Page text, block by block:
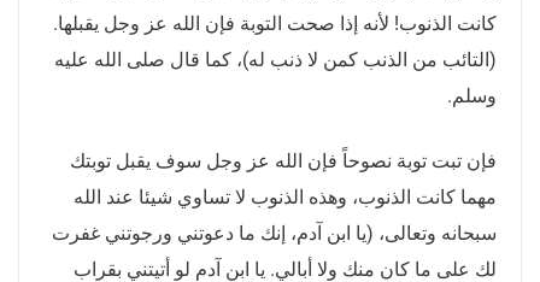
كانت الذنوب! لأنه إذا صحت التوبة فإن الله عز وجل يقبلها.
(التائب من الذنب كمن لا ذنب له)، كما قال صلى الله عليه
وسلم.
فإن تبت توبة نصوحاً فإن الله عز وجل سوف يقبل توبتك
مهما كانت الذنوب، وهذه الذنوب لا تساوي شيئا عند الله
سبحانه وتعالى، (يا ابن آدم، إنك ما دعوتني ورجوتني غفرت
لك على ما كان منك ولا أبالي. يا ابن آدم لو أتيتني بقراب